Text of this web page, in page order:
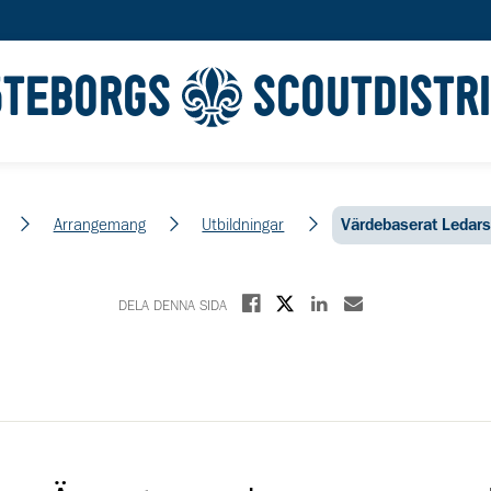
Arrangemang Utbildningar Värdebaserat
DELA DENNA SIDA Dela på Facebook
Dela på XDela på Linkedin
Dela med E-post